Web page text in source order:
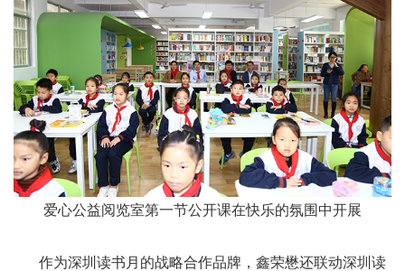
爱心公益阅览室第一节公开课在快乐的氛围中开展
作为深圳读书月的战略合作品牌，鑫荣懋还联动深圳读